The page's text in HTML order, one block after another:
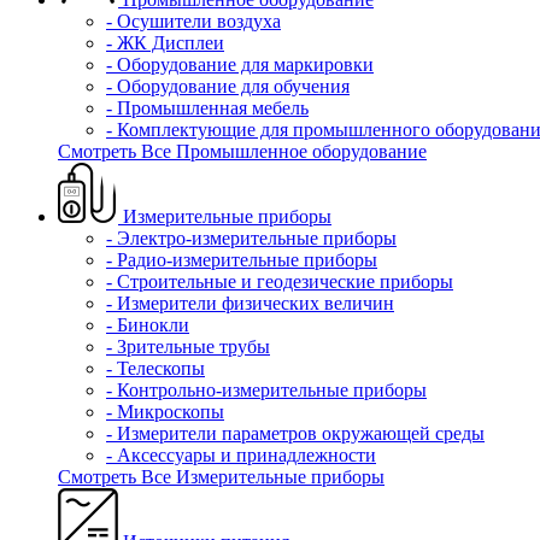
- Осушители воздуха
- ЖК Дисплеи
- Оборудование для маркировки
- Оборудование для обучения
- Промышленная мебель
- Комплектующие для промышленного
Смотреть Все Промышленное оборудование
Измерительные приборы
- Электро-измерительные приборы
- Радио-измерительные приборы
- Строительные и геодезические приборы
- Измерители физических величин
- Бинокли
- Зрительные трубы
- Телескопы
- Контрольно-измерительные приборы
- Микроскопы
- Измерители параметров окружающей среды
- Аксессуары и принадлежности
Смотреть Все Измерительные приборы